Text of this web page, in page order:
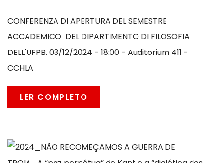
CONFERENZA DI APERTURA DEL SEMESTRE
ACCADEMICO DEL DIPARTIMENTO DI FILOSOFIA
DELL'UFPB. 03/12/2024 - 18:00 - Auditorium 411 -
CCHLA
LER COMPLETO